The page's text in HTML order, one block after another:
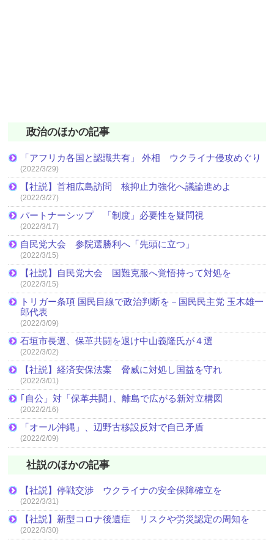
政治のほかの記事
「アフリカ各国と認識共有」 外相 ウクライナ侵攻めぐり
(2022/3/29)
【社説】首相広島訪問 核抑止力強化へ議論進めよ
(2022/3/27)
パートナーシップ 「制度」必要性を疑問視
(2022/3/17)
自民党大会 参院選勝利へ「先頭に立つ」
(2022/3/15)
【社説】自民党大会 国難克服へ覚悟持って対処を
(2022/3/15)
トリガー条項 国民目線で政治判断を－国民民主党 玉木雄一
郎代表
(2022/3/09)
石垣市長選、保革共闘を退け中山義隆氏が４選
(2022/3/02)
【社説】経済安保法案 脅威に対処し国益を守れ
(2022/3/01)
｢自公」対「保革共闘｣、離島で広がる新対立構図
(2022/2/16)
「オール沖縄」、辺野古移設反対で自己矛盾
(2022/2/09)
社説のほかの記事
【社説】停戦交渉 ウクライナの安全保障確立を
(2022/3/31)
【社説】新型コロナ後遺症 リスクや労災認定の周知を
(2022/3/30)